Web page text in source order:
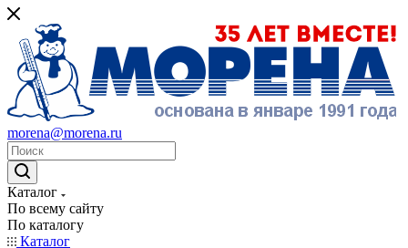
morena@morena.ru
Каталог
По всему сайту
По каталогу
Каталог